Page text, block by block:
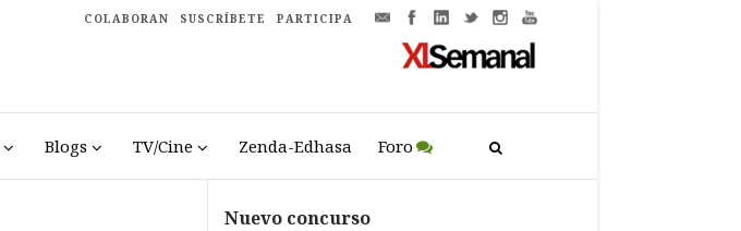
COLABORAN SUSCRÍBETE PARTICIPA
Blogs TV/Cine Zenda-Edhasa Foro
Nuevo concurso